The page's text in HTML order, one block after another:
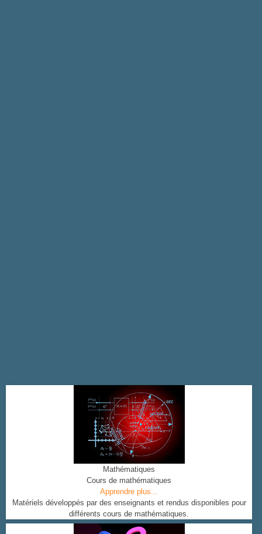
Mathématiques
Cours de mathématiques
Apprendre plus...
Matériels développés par des enseignants et rendus disponibles pour
différents cours de mathématiques.